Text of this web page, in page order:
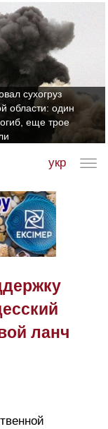
сухогруз
области: один
еще трое
укр
ланч